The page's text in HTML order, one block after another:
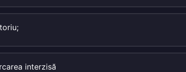
interzisă